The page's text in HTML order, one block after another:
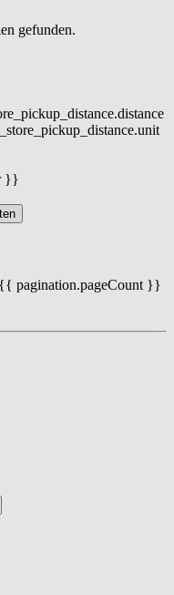
gefunden.
}}
pagination.pageCount }}